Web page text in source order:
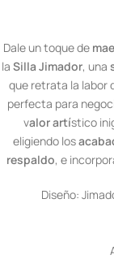
Dale un toque de
la Silla Jimador, una
que retrata la labor
perfecta para
valor artístico
eligiendo los
respaldo, e
Diseño: